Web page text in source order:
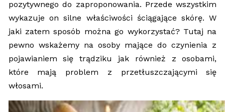
pozytywnego do zaproponowania. Przede wszystkim
wykazuje on silne właściwości ściągające skórę. W
jaki zatem sposób można go wykorzystać? Tutaj na
pewno wskażemy na osoby mające do czynienia z
pojawianiem się trądziku jak również z osobami,
które mają problem z przetłuszczającymi się
włosami.